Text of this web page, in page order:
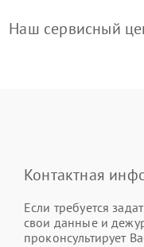
Наш сервисный
Контактная
Если требуется
свои данные и
проконсультирует